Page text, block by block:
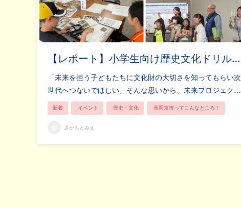
【レポート】小学生向け歴史文化ドリル…
「未来を担う子どもたちに文化財の大切さを知ってもらい次
世代へつないでほしい」そんな思いから、未来プロジェク…
新着 イベント 歴史・文化 長岡京市ってこんなところ！
さかもとみえ